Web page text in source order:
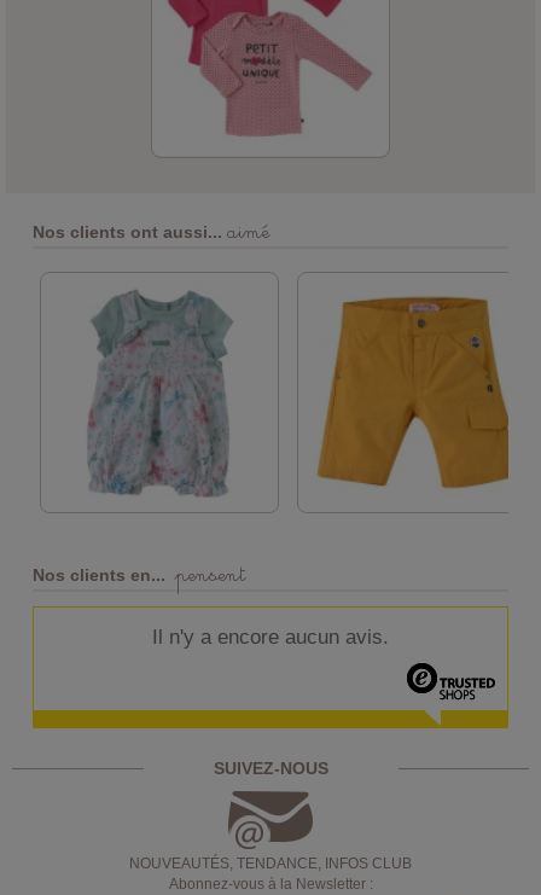
Nos clients ont aussi... aimé
Nos clients en... pensent
Il n'y a encore aucun avis.
SUIVEZ-NOUS
NOUVEAUTÉS, TENDANCE, INFOS CLUB
Abonnez-vous à la Newsletter :